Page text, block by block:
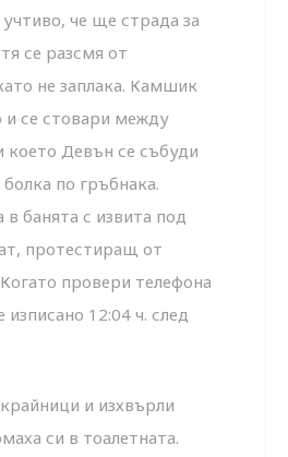
че ще страда за
се разсмя от
не заплака. Камшик
и се стовари между
което Девън се събуди
по гръбнака.
банята с извита под
протестиращ от
провери телефона
изписано 12:04 ч. след
и изхвърли
си в тоалетната.